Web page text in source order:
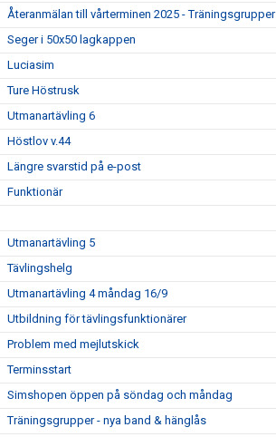
Återanmälan till vårterminen 2025 - Träningsgrupper
Seger i 50x50 lagkappen
Luciasim
Ture Höstrusk
Utmanartävling 6
Höstlov v.44
Längre svarstid på e-post
Funktionär
Utmanartävling 5
Tävlingshelg
Utmanartävling 4 måndag 16/9
Utbildning för tävlingsfunktionärer
Problem med mejlutskick
Terminsstart
Simshopen öppen på söndag och måndag
Träningsgrupper - nya band & hänglås